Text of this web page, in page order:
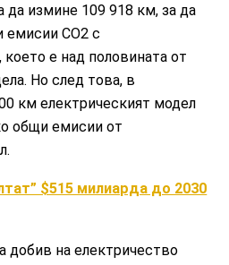
да измине 109 918 км, за да
емисии СО2 с
е над половината от
Но след това, в
км електрическият модел
общи емисии от
$515 милиарда до 2030
добив на електричество